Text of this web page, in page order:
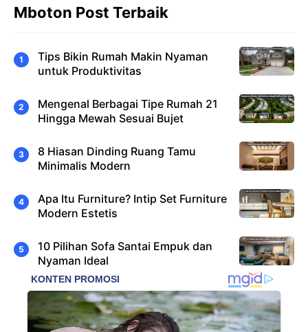
Mboton Post Terbaik
Tips Bikin Rumah Makin Nyaman
untuk Produktivitas
Mengenal Berbagai Tipe Rumah 21
Hingga Mewah Sesuai Bujet
8 Hiasan Dinding Ruang Tamu
Minimalis Modern
Apa Itu Furniture? Intip Set Furniture
Modern Estetis
10 Pilihan Sofa Santai Empuk dan
Nyaman Ideal